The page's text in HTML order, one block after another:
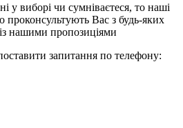
у виборі чи сумніваєтеся, то наші
проконсультують Вас з будь-яких
нашими пропозиціями
запитання по телефону: